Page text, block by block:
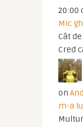
20:00
Mic
Cât
Cred
on
m-a